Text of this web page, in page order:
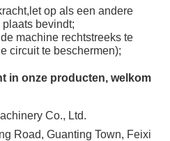
op als een andere
bevindt;
machine rechtstreeks te
circuit te beschermen);
in onze producten, welkom
Co., Ltd.
Road, Guanting Town, Feixi